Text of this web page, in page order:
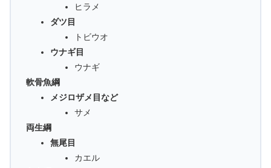
ヒラメ
ダツ目
トビウオ
ウナギ目
ウナギ
軟骨魚綱
メジロザメ目など
サメ
両生綱
無尾目
カエル